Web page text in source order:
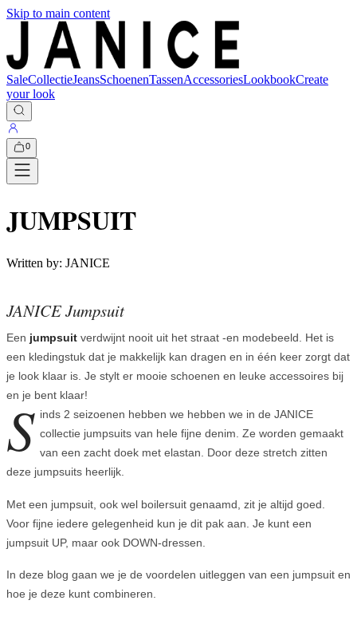
Skip to main content
SaleCollectieJeansSchoenenTassenAccessoriesLookbookCreate
your look
0
JUMPSUIT
Written by: JANICE
JANICE Jumpsuit
Een jumpsuit verdwijnt nooit uit het straat -en modebeeld. Het is
een kledingstuk dat je makkelijk kan dragen en in één keer zorgt dat
je look klaar is. Je stylt er mooie schoenen en leuke accessoires bij
en je bent klaar!
S inds 2 seizoenen hebben we hebben we in de JANICE
collectie jumpsuits van hele fijne denim. Ze worden gemaakt
van een zacht doek met elastan. Door deze stretch zitten
deze jumpsuits heerlijk.
Met een jumpsuit, ook wel boilersuit genaamd, zit je altijd goed.
Voor fijne iedere gelegenheid kun je dit pak aan. Je kunt een
jumpsuit UP, maar ook DOWN-dressen.
In deze blog gaan we je de voordelen uitleggen van een jumpsuit en
hoe je deze kunt combineren.